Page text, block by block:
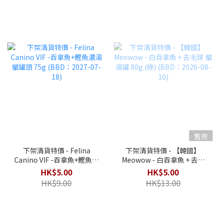
下架清貨特價 - Felina
Canino VIF -吞拿魚+鰹魚濃
湯 貓罐頭 75g (BBD：2027-
07-18)
HK$5.00
HK$9.00
售完
下架清貨特價 - 【韓國】
Meowow - 白吞拿魚 + 去毛
球 貓湯罐 80g (綠) (BBD：
2026-08-10)
HK$5.00
HK$13.00